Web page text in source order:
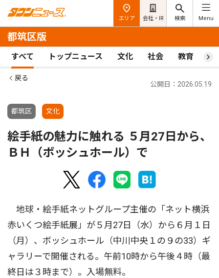
エリア 会社・IR 検索 Menu
都筑区版
すべて トップニュース 文化 社会 教育 ス
戻る
都筑区 文化
公開日：2026.05.19
絵手紙の魅力に触れる ５月27日から、
ＢＨ（ボッシュホール）で
地球・絵手紙ネットグループ主催の「ネット横浜
赤いくつ絵手紙展」が５月27日（水）から６月１日
（月）、ボッシュホール（中川中央１の９の33）ギ
ャラリーで開催される。午前10時から午後４時（最
終日は３時まで）。入場無料。